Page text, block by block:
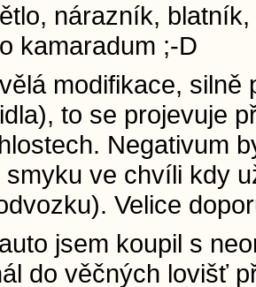
nárazník,
kamaradum ;-D
modifikace,
to se projevuje
Negativum
smyku ve chvíli kdy
Velice
jsem koupil s
do věčných lovišť